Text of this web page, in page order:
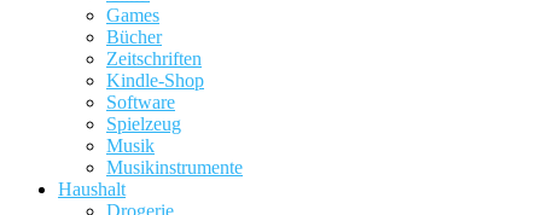
Games
Bücher
Zeitschriften
Kindle-Shop
Software
Spielzeug
Musik
Musikinstrumente
Haushalt
Drogerie